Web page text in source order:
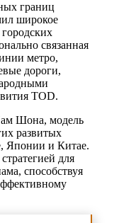
границ
широкое
связанная
метро,
дороги,
TOD.
Шона, модель
развитых
Японии и Китае.
для
способствуя